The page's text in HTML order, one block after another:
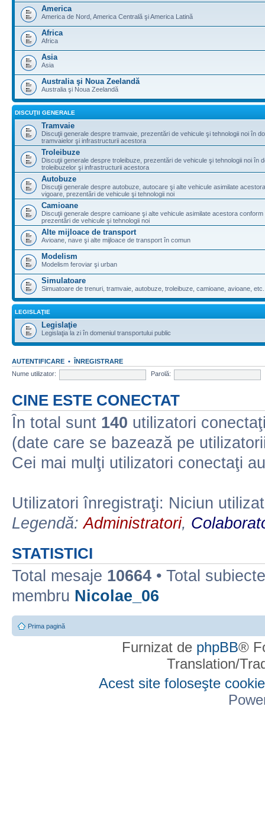
America
America de Nord, America Centrală şi America Latină
Africa
Africa
Asia
Asia
Australia şi Noua Zeelandă
Australia şi Noua Zeelandă
DISCUŢII GENERALE
Tramvaie
Discuţii generale despre tramvaie, prezentări de vehicule şi tehnologii noi în
tramvaielor şi infrastructurii acestora
Troleibuze
Discuţii generale despre troleibuze, prezentări de vehicule şi tehnologii noi în
troleibuzelor şi infrastructurii acestora
Autobuze
Discuţii generale despre autobuze, autocare şi alte vehicule asimilate
vigoare, prezentări de vehicule şi tehnologii noi
Camioane
Discuţii generale despre camioane şi alte vehicule asimilate acestora
prezentări de vehicule şi tehnologii noi
Alte mijloace de transport
Avioane, nave şi alte mijloace de transport în comun
Modelism
Modelism feroviar şi urban
Simulatoare
Simuatoare de trenuri, tramvaie, autobuze, troleibuze, camioane, avioane, etc.
LEGISLAŢIE
Legislaţie
Legislaţia la zi în domeniul transportului public
AUTENTIFICARE • ÎNREGISTRARE
Nume utilizator:
Parolă:
CINE ESTE CONECTAT
În total sunt 140 utilizatori
(date care se bazează pe
Cei mai mulţi utilizatori conectaţi
Utilizatori înregistraţi: Niciun
Legendă:Administratori,
STATISTICI
Total mesaje 10664 • Total
membru Nicolae_06
Prima pagină
Furnizat de phpBB®
Translation/
Acest site foloseşte